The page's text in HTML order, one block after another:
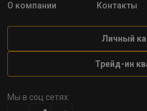
О компании
Контакты
Личный
Трейд-ин
Мы в соц сетях: